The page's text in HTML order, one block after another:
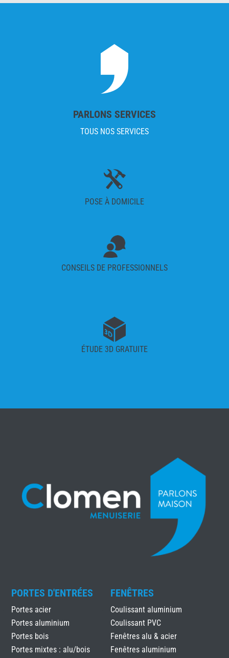
PARLONS SERVICES
TOUS NOS SERVICES
POSE À DOMICILE
CONSEILS DE PROFESSIONNELS
ÉTUDE 3D GRATUITE
PORTES D'ENTRÉES
Portes acier
Portes aluminium
Portes bois
Portes mixtes : alu/bois
FENÊTRES
Coulissant aluminium
Coulissant PVC
Fenêtres alu & acier
Fenêtres aluminium